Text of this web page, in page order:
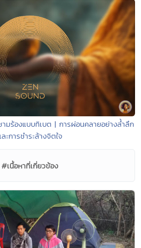
มร้องแบบทิเบต | การผ่อนคลายอย่างล้ำลึก
ละการชำระล้างจิตใจ
#เนื้อหาที่เกี่ยวข้อง